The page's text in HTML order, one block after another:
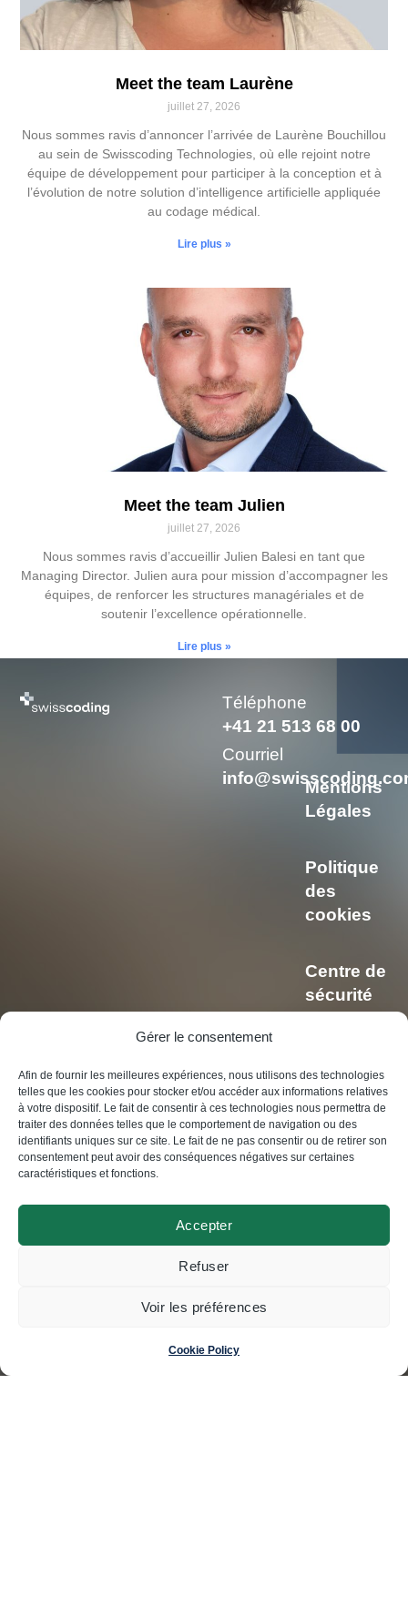
Gérer le consentement
Afin de fournir les meilleures expériences, nous utilisons des technologies
telles que les cookies pour stocker et/ou accéder aux informations relatives
à votre dispositif. Le fait de consentir à ces technologies nous permettra de
traiter des données telles que le comportement de navigation ou des
identifiants uniques sur ce site. Le fait de ne pas consentir ou de retirer son
consentement peut avoir des conséquences négatives sur certaines
caractéristiques et fonctions.
Accepter
Refuser
Voir les préférences
Cookie Policy
Meet the team Laurène
juillet 27, 2026
Nous sommes ravis d’annoncer l’arrivée de Laurène Bouchillou
au sein de Swisscoding Technologies, où elle rejoint notre
équipe de développement pour participer à la conception et à
l’évolution de notre solution d’intelligence artificielle appliquée
au codage médical.
Lire plus »
Meet the team Julien
juillet 27, 2026
Nous sommes ravis d’accueillir Julien Balesi en tant que
Managing Director. Julien aura pour mission d’accompagner les
équipes, de renforcer les structures managériales et de
soutenir l’excellence opérationnelle.
Lire plus »
Téléphone
+41 21 513 68 00
Courriel
Mentions
Légales
Politique
des
cookies
Centre de
sécurité
et de
Politique
de
© Swisscoding SA